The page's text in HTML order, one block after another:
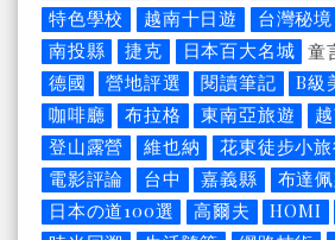
特色學校
越南十日遊 台灣秘境
南投縣
捷克 日本百大名城 童
德國
營地評選 閱讀筆記 B級
咖啡廳
布拉格 東南亞旅遊
登山露營
維也納 花東徒步小
電影評論
台中 嘉義縣
布達
日本の道100選
高爾夫 HOMI